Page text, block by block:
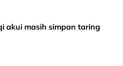
akui masih simpan taring